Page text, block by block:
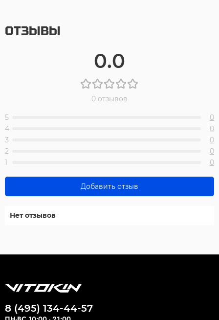
ОТЗЫВЫ
0.0
0 отзывов
5
0
4
0
3
0
2
0
1
0
Добавить отзыв
Нет отзывов
8 (495) 134-44-57